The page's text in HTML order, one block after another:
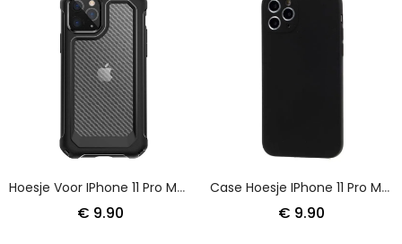
Hoesje Voor IPhone 11 Pro Max Rood Zwart Transparante Koolstofvezeltextuur
€ 9.90
Case Hoesje IPhone 11 Pro Max Rood Zwart Telefoonhoesje Harde Mat Siliconen
€ 9.90